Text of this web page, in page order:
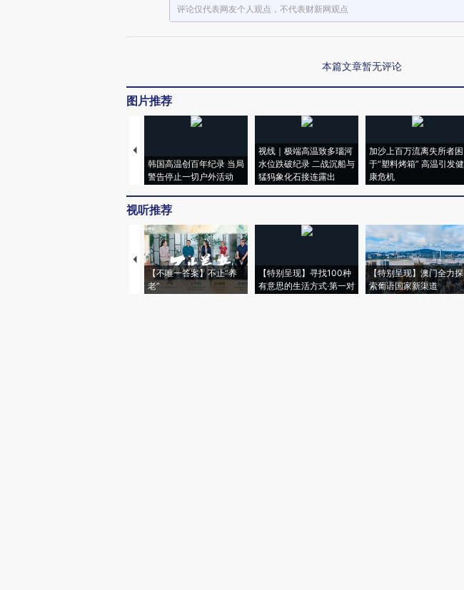
评论仅代表网友个人观点，不代表财新网观点
本篇文章暂无评论
图片推荐
韩国高温创百年纪录 当局
警告停止一切户外活动
视线｜极端高温致多瑙河
水位跌破纪录 二战沉船与
猛犸象化石接连露出
加沙上百万流离失所者困
于“塑料烤箱” 高温引发健
康危机
视听推荐
【不唯一答案】不止“养
老”
【特别呈现】寻找100种
有意思的生活方式·第一对
【特别呈现】澳门全力探
索葡语国家新渠道